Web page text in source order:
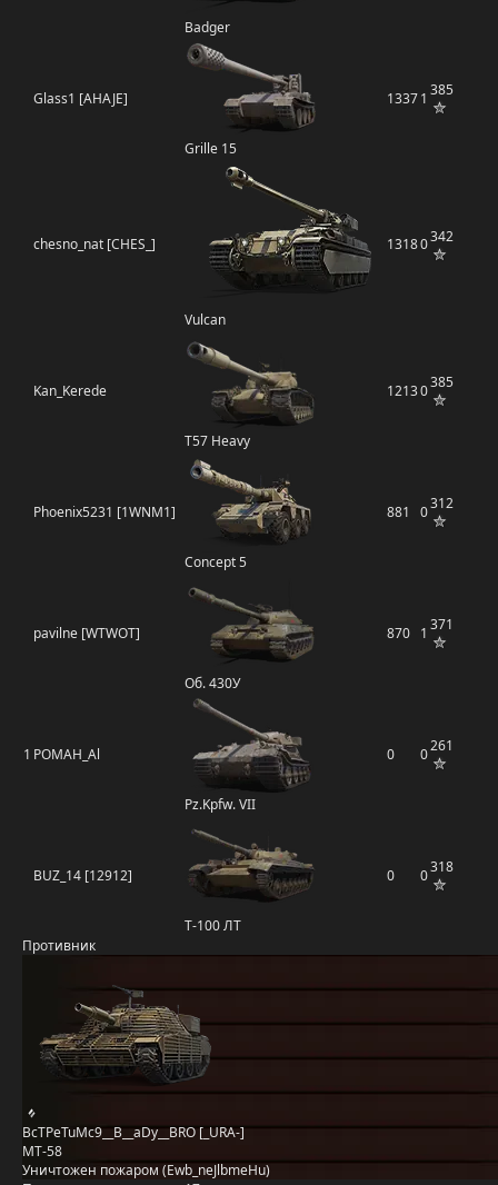
Badger
Glass1 [AHAJE]
Grille 15
13371 385
chesno_nat [CHES_]
Vulcan
13180342
Kan_Kerede
T57 Heavy
12130385
Phoenix5231 [1WNM1]
Concept 5
881 0312
pavilne [WTWOT]
Об. 430У
870 1 371
1 POMAH_Al
Pz.Kpfw. VII
0 0261
BUZ_14 [12912]
Т-100 ЛТ
0 0318
Противник
BcTPeTuMc9__B__aDy__BRO [_URA-]
MT-58
Уничтожен пожаром (Ewb_neJlbmeHu)